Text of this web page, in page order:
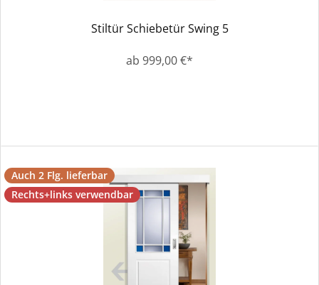
Stiltür Schiebetür Swing 5
ab 999,00 €*
Auch 2 Flg. lieferbar
Rechts+links verwendbar